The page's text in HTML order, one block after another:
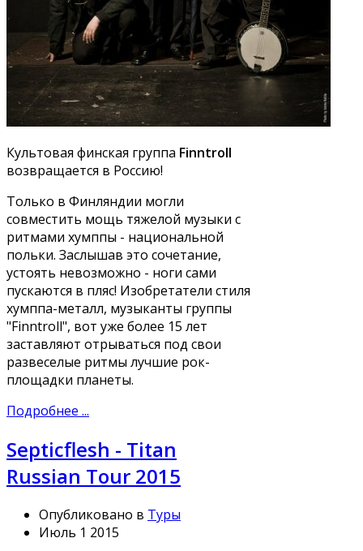
Культовая финская группа Finntroll
возвращается в Россию!
Только в Финляндии могли
совместить мощь тяжелой музыки с
ритмами хумппы - национальной
польки. Заслышав это сочетание,
устоять невозможно - ноги сами
пускаются в пляс! Изобретатели стиля
хумппа-металл, музыканты группы
"Finntroll", вот уже более 15 лет
заставляют отрываться под свои
развеселые ритмы лучшие рок-
площадки планеты.
Подробнее ...
Septicflesh - Titan
Russian Tour 2015
Опубликовано в Туры
Июль 1 2015